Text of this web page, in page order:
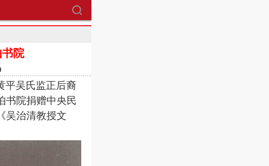
院
吴氏监正后裔
书院捐赠中央民
吴治清教授文